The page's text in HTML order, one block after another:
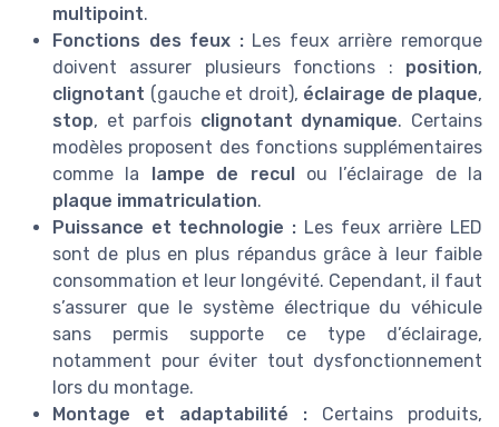
multipoint.
Fonctions des feux :Les feux arrière remorque
doivent assurer plusieurs fonctions : position,
clignotant (gauche et droit), éclairage de plaque,
stop, et parfois clignotant dynamique. Certains
modèles proposent des fonctions supplémentaires
comme la
lampe de recul
ou l’éclairage de la
plaque immatriculation.
Puissance et technologie : Les feux arrière LED
sont de plus en plus répandus grâce à leur faible
consommation et leur longévité. Cependant, il faut
s’assurer que le système électrique du véhicule
sans permis supporte ce type d’éclairage,
notamment pour éviter tout dysfonctionnement
lors du montage.
Montage et adaptabilité : Certains produits,